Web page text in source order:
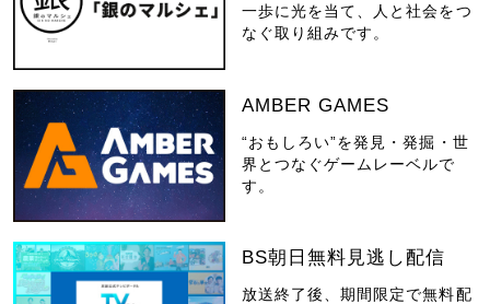
一歩に光を当て、人と社会をつ
なぐ取り組みです。
AMBER GAMES
“おもしろい”を発見・発掘・世
界とつなぐゲームレーベルで
す。
BS朝日無料見逃し配信
放送終了後、期間限定で無料配